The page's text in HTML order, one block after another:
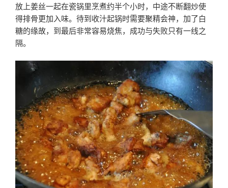
放上姜丝一起在瓷锅里烹煮约半个小时，中途不断翻炒使
得排骨更加入味。待到收汁起锅时需要聚精会神，加了白
糖的缘故，到最后非常容易烧焦，成功与失败只有一线之
隔。